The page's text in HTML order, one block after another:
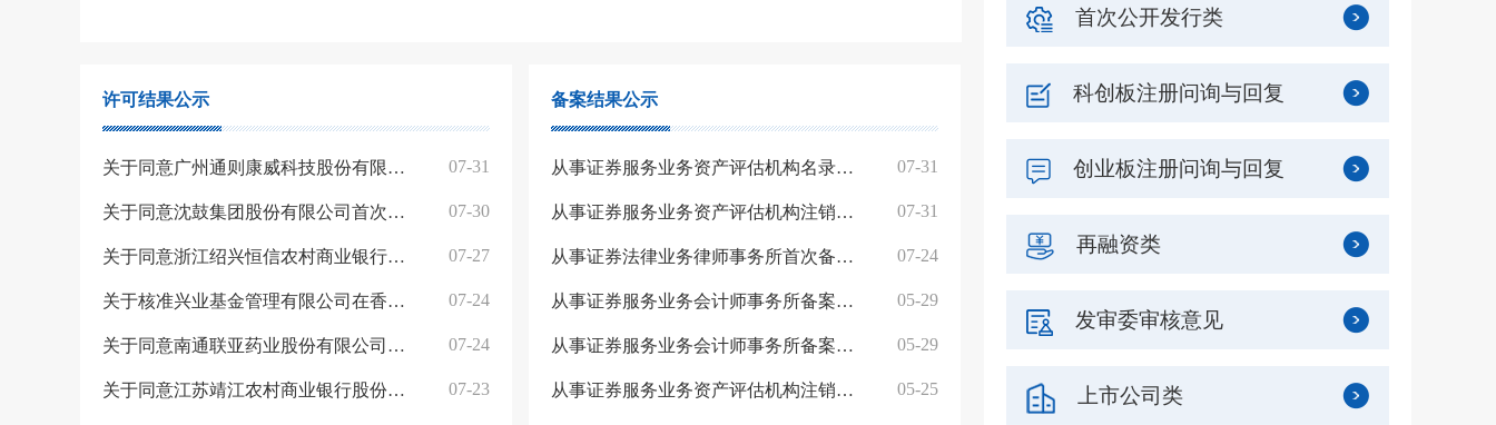
许可结果公示
关于同意广州通则康威科技股份有限公司首次公开发行股票注册的批复 07-31
关于同意沈鼓集团股份有限公司首次公开发行股票注册的批复 07-30
关于同意浙江绍兴恒信农村商业银行股份有限公司向特定对象发行股票注册的批复 07-27
关于核准兴业基金管理有限公司在香港特别行政区设立兴业基金（香港）有限公司的批复 07-24
关于同意南通联亚药业股份有限公司首次公开发行股票注册的批复 07-24
关于同意江苏靖江农村商业银行股份有限公司向特定对象发行股票注册的批复 07-23
备案结果公示
从事证券服务业务资产评估机构名录（截至2026年7月31日） 07-31
从事证券服务业务资产评估机构注销备案名单（2026年7月31日） 07-31
从事证券法律业务律师事务所首次备案表（截至2026年7月24日） 07-24
从事证券服务业务会计师事务所备案名录（截至2026年5月29日） 05-29
从事证券服务业务会计师事务所备案异常名单（2026年5月29日） 05-29
从事证券服务业务资产评估机构注销备案名单（2026年5月25日） 05-25
首次公开发行类
科创板注册问询与回复
创业板注册问询与回复
再融资类
发审委审核意见
上市公司类